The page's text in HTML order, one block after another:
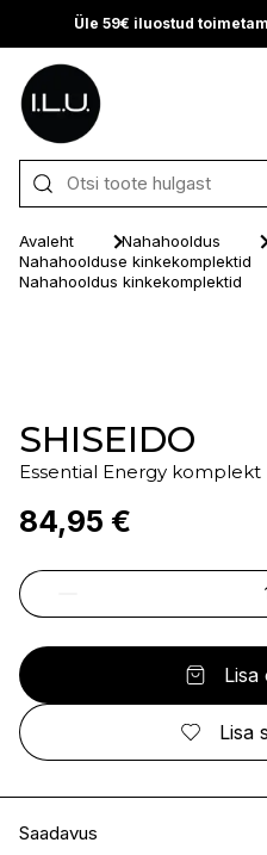
Üle 59€ iluostud
Otse sisu juurde
Avaleht
Nahahooldus
Nahahoolduse kinkekomplektid
Nahahooldus kinkekomplektid
SHISEIDO
Essential Energy komplekt
84,95 €
Lisa
Lisa
Saadavus